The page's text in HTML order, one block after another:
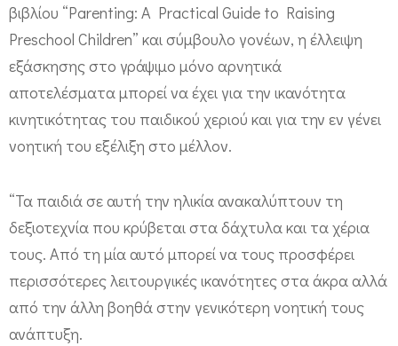
κ
α
ι
μ
ο
λ
β
ι
βιβλίου “Parenting: A Practical Guide to Raising
Preschool Children” και σύμβουλο γονέων, η έλλειψη
εξάσκησης στο γράψιμο μόνο αρνητικά
αποτελέσματα μπορεί να έχει για την ικανότητα
κινητικότητας του παιδικού χεριού και για την εν γένει
νοητική του εξέλιξη στο μέλλον.
“Τα παιδιά σε αυτή την ηλικία ανακαλύπτουν τη
δεξιοτεχνία που κρύβεται στα δάχτυλα και τα χέρια
τους. Από τη μία αυτό μπορεί να τους προσφέρει
περισσότερες λειτουργικές ικανότητες στα άκρα αλλά
από την άλλη βοηθά στην γενικότερη νοητική τους
ανάπτυξη.